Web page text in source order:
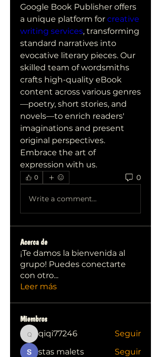
Google Book Publisher offers
a unique platform for creative
writing services, transforming
standard narratives into
evocative literary pieces. Our
skilled team of wordsmiths
crafts high-quality eBook
content across various genres
—poetry, short stories, and
novels—to enrich readers'
imaginations and present
original perspectives.
Embrace the art of
expression with us.
0 0
Write a comment...
Acerca de
¡Te damos la bienvenida al
grupo! Puedes conectarte
con otro...
Leer más
Miembros
qiqi77246
qiqi77246
Seguir
stas malets
Seguir